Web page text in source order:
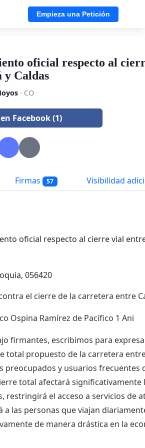
Empieza una Petición
oficial respecto al
y Caldas
· CO
Facebook (1)
Firmas 57 Visibilidad
oficial respecto al cierre vial
056420
el cierre de la carretera entre
Ospina Ramírez de Pacífico 1 Ani
firmantes, escribimos para
total propuesto de la carretera
preocupados y usuarios frecuentes
total afectará significativamente
restringirá el acceso a servicios de
a las personas que viajan
de manera drástica en la